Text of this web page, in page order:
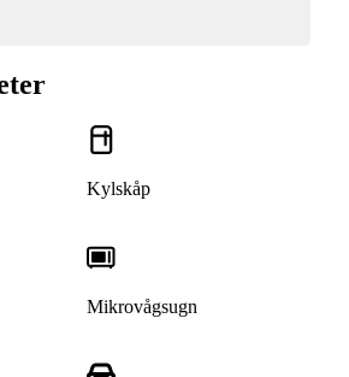
Kylskåp
Mikrovågsugn